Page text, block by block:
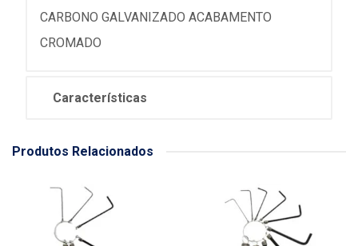
CARBONO GALVANIZADO ACABAMENTO
CROMADO
Características
Produtos Relacionados